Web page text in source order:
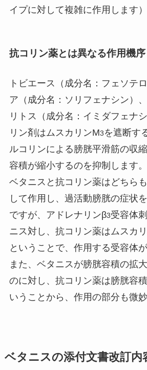
イプに対して複雑に作用します）
抗コリン薬とは異なる作用機序
トビエース（成分名：フェソテ
ア（成分名：ソリフェナシン）
リトス（成分名：イミダフェナ
リン剤はムスカリンM3を遮断す
ルコリンによる膀胱平滑筋の収
容積が縮小するのを抑制します。
ベタニスと抗コリン薬はどちら
して作用し、過活動膀胱の症状
ですが、アドレナリンβ3受容体
ニス対し、抗コリン薬はムスカ
ということで、作用する受容体
また、ベタニスが膀胱容積の拡
のに対し、抗コリン薬は膀胱容
いうことから、作用の部分も微
ベタニスの添付文書改訂内